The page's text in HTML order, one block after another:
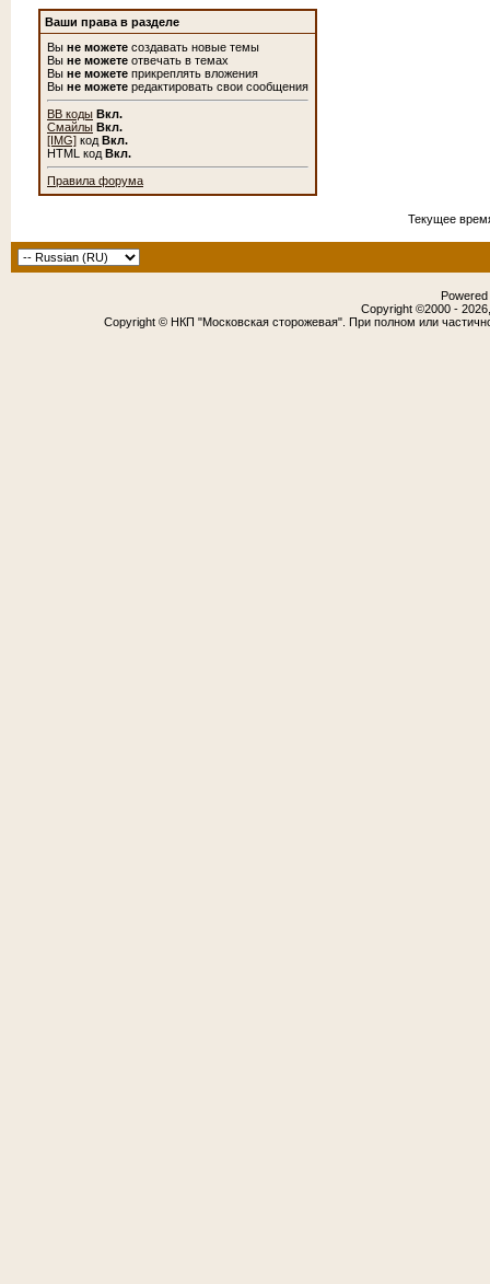
Ваши права в разделе
Вы не можете создавать новые темы
Вы не можете отвечать в темах
Вы не можете прикреплять вложения
Вы не можете редактировать свои сообщения
BB коды Вкл.
Смайлы Вкл.
[IMG] код Вкл.
HTML код Вкл.
Правила форума
Текущее
Copyright ©2000 -
Copyright © НКП "Московская сторожевая". При полном или